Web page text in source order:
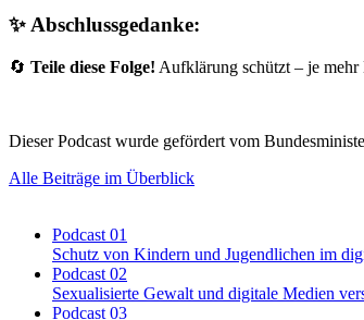
✨ Abschlussgedanke:
🔄 Teile diese Folge! Aufklärung schützt – je mehr
Dieser Podcast wurde gefördert vom
Alle Beiträge im Überblick
Podcast 01
Schutz von Kindern und Jugendlichen im
Podcast 02
Sexualisierte Gewalt und digitale Medien
Podcast 03